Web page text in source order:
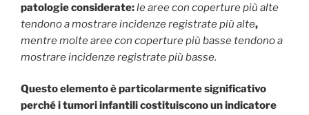
patologie considerate:le aree con coperture più alte
tendono a mostrare incidenze registrate più alte,
mentre molte aree con coperture più basse tendono a
mostrare incidenze registrate più basse.
Questo elemento è particolarmente significativo
perché i tumori infantili costituiscono un indicatore